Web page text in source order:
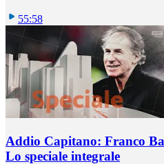
55:58
Addio Capitano: Franco
Lo speciale integrale